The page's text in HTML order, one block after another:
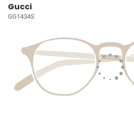
Gucci
GG1434S